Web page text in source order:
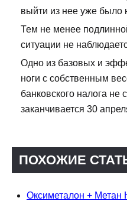
выйти из нее уже было
Тем не менее
ситуации не
Одно из базовых и
ноги с собственным
банковского налога не
заканчивается 30
ПОХОЖИЕ
Оксиметалон + Метан